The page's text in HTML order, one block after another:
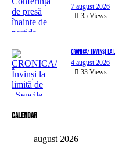
7 august 2026
35 Views
CRONICA/ Învinși
4 august 2026
33 Views
Calendar
august 2026